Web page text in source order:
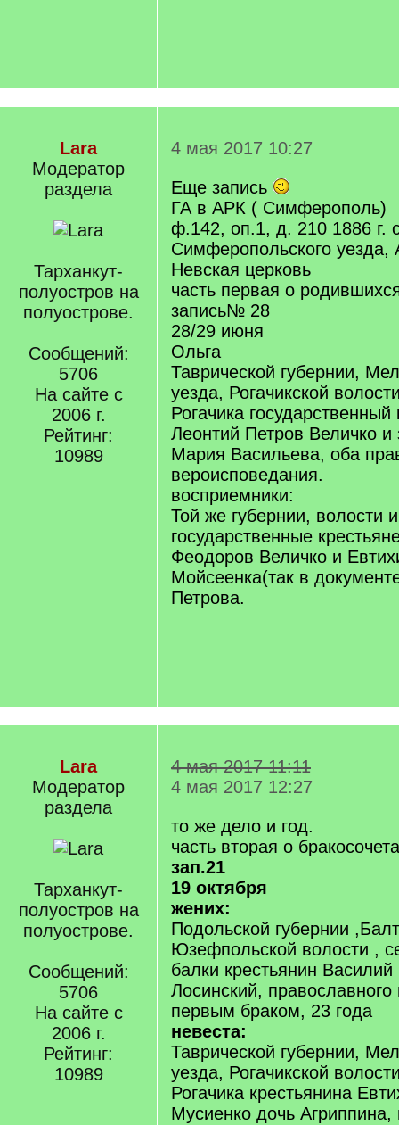
Lara
Модератор
раздела
Тарханкут-
полуостров на
полуострове.
Сообщений:
5706
На сайте с
2006 г.
Рейтинг:
10989
4 мая 2017 10:27
Еще запись
ГА в АРК ( Симферополь)
ф.142, оп.1, д. 210 1886 г.
Симферопольского уезда,
Невская церковь
часть первая о
запись№ 28
28/29 июня
Ольга
Таврической губернии,
уезда, Рогачикской
Рогачика государственный
Леонтий Петров Величко и
Мария Васильева, оба
вероисповедания.
восприемники:
Той же губернии, волости
государственные
Феодоров Величко и
Мойсеенка(так в
Петрова.
Lara
Модератор
раздела
Тарханкут-
полуостров на
полуострове.
Сообщений:
5706
На сайте с
2006 г.
Рейтинг:
10989
4 мая 2017 11:11
4 мая 2017 12:27
то же дело и год.
часть вторая о
зап.21
19 октября
жених:
Подольской губернии
Юзефпольской волости ,
балки крестьянин
Лосинский,
первым браком, 23 года
невеста:
Таврической губернии,
уезда, Рогачикской
Рогачика крестьянина
Мусиенко дочь Агриппина,